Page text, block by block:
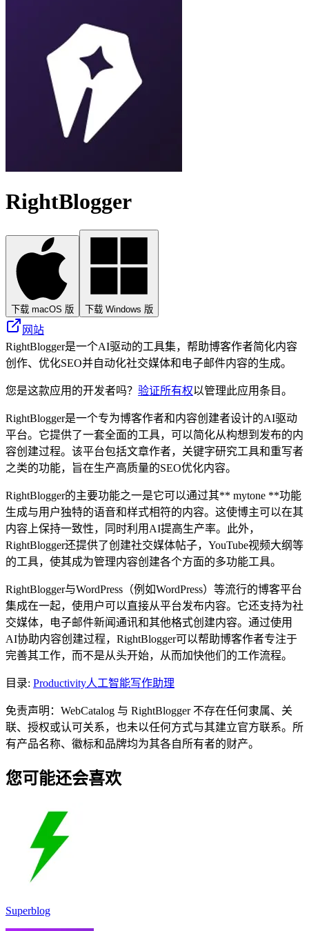
RightBlogger
下载 macOS 版 下载 Windows 版
网站
RightBlogger是一个AI驱动的工具集，帮助博客作者简化内容
创作、优化SEO并自动化社交媒体和电子邮件内容的生成。
您是这款应用的开发者吗？ 验证所有权以管理此应用条目。
RightBlogger是一个专为博客作者和内容创建者设计的AI驱动
平台。它提供了一套全面的工具，可以简化从构想到发布的内
容创建过程。该平台包括文章作者，关键字研究工具和重写者
之类的功能，旨在生产高质量的SEO优化内容。
RightBlogger的主要功能之一是它可以通过其** mytone **功能
生成与用户独特的语音和样式相符的内容。这使博主可以在其
内容上保持一致性，同时利用AI提高生产率。此外，
RightBlogger还提供了创建社交媒体帖子，YouTube视频大纲等
的工具，使其成为管理内容创建各个方面的多功能工具。
RightBlogger与WordPress（例如WordPress）等流行的博客平台
集成在一起，使用户可以直接从平台发布内容。它还支持为社
交媒体，电子邮件新闻通讯和其他格式创建内容。通过使用
AI协助内容创建过程，RightBlogger可以帮助博客作者专注于
完善其工作，而不是从头开始，从而加快他们的工作流程。
目录: Productivity人工智能写作助理
免责声明：WebCatalog 与 RightBlogger 不存在任何隶属、关
联、授权或认可关系，也未以任何方式与其建立官方联系。所
有产品名称、徽标和品牌均为其各自所有者的财产。
您可能还会喜欢
Superblog